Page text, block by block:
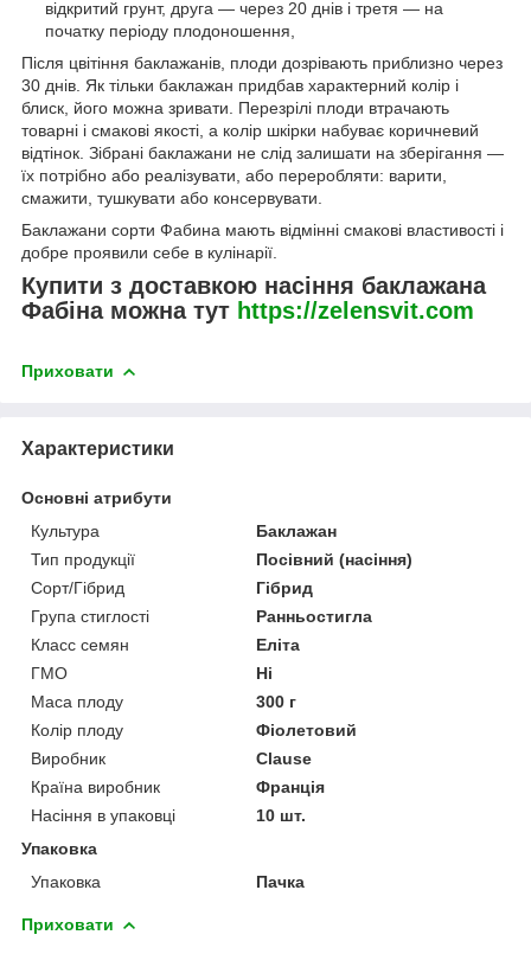
відкритий грунт, друга — через 20 днів і третя — на
початку періоду плодоношення,
Після цвітіння баклажанів, плоди дозрівають приблизно через
30 днів. Як тільки баклажан придбав характерний колір і
блиск, його можна зривати. Перезрілі плоди втрачають
товарні і смакові якості, а колір шкірки набуває коричневий
відтінок. Зібрані баклажани не слід залишати на зберігання —
їх потрібно або реалізувати, або переробляти: варити,
смажити, тушкувати або консервувати.
Баклажани сорти Фабина мають відмінні смакові властивості і
добре проявили себе в кулінарії.
Купити з доставкою насіння баклажана
Фабіна можна тут https://zelensvit.com
Приховати
Характеристики
Основні атрибути
Культура
Баклажан
Тип продукції
Посівний (насіння)
Сорт/Гібрид
Гібрид
Група стиглості
Ранньостигла
Класс семян
Еліта
ГМО
Ні
Маса плоду
300 г
Колір плоду
Фіолетовий
Виробник
Clause
Країна виробник
Франція
Насіння в упаковці
10 шт.
Упаковка
Упаковка
Пачка
Приховати